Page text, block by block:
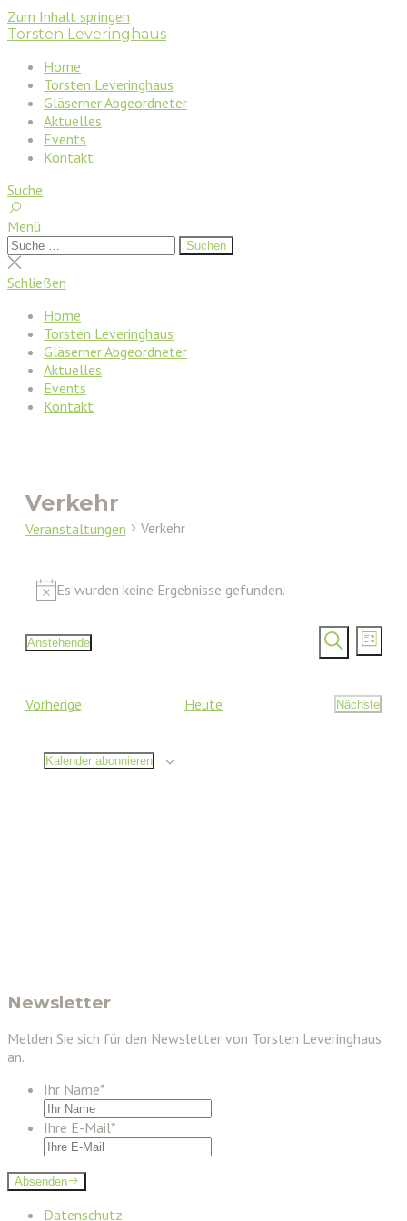
Zum Inhalt springen
Torsten Leveringhaus
Home
Torsten Leveringhaus
Gläserner Abgeordneter
Aktuelles
Events
Kontakt
Suche
Menü
Suchen
nach:
Suchen
Suche
schließen
Schließen
Home
Torsten Leveringhaus
Gläserner Abgeordneter
Aktuelles
Events
Kontakt
Verkehr
Veranstaltungen Verkehr
Veranstaltungen
Hinweis
Es wurden keine Ergebnisse gefunden.
Such-
und
Suche
Liste
Anstehende
VorherigeVeranstaltungen Heute
Nächste
Kalender abonnieren
Newsletter
Melden Sie sich für den Newsletter von Torsten Leveringhaus
an.
Ihr Name*
Ihre E-Mail*
Absenden
Datenschutz